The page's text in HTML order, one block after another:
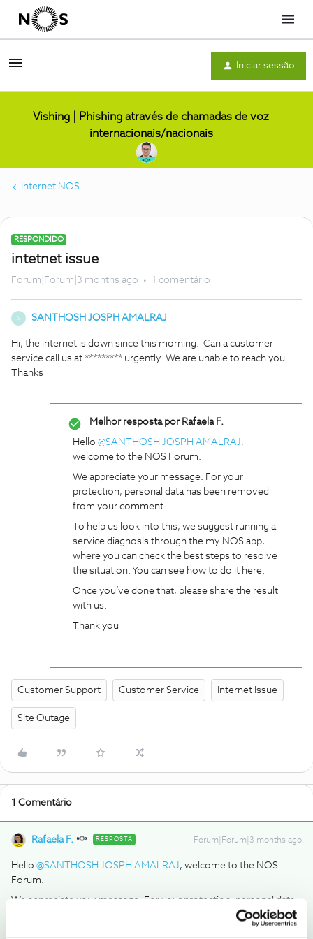
Menu
Iniciar sessão
Vishing | Phishing através de chamadas de voz
internacionais/nacionais
Internet NOS
RESPONDIDO
intetnet issue
Forum|Forum|3 months ago 1 comentário
S SANTHOSH JOSPH AMALRAJ
Hi, the internet is down since this morning. Can a customer
service call us at ********* urgently. We are unable to reach you.
Thanks
Melhor resposta porRafaela F.
Hello ​ @SANTHOSH JOSPH AMALRAJ,
welcome to the NOS Forum.
We appreciate your message. For your
protection, personal data has been removed
from your comment.
To help us look into this, we suggest running a
service diagnosis through the my NOS app,
where you can check the best steps to resolve
the situation. You can see how to do it here:
Once you’ve done that, please share the result
with us.
Thank you
Customer Support Customer Service Internet Issue
Site Outage
1 Comentário
Rafaela F. RESPOSTA Forum|Forum|3 months ago
Hello ​ @SANTHOSH JOSPH AMALRAJ, welcome to the NOS
Forum.
We appreciate your message. For your protection, personal data